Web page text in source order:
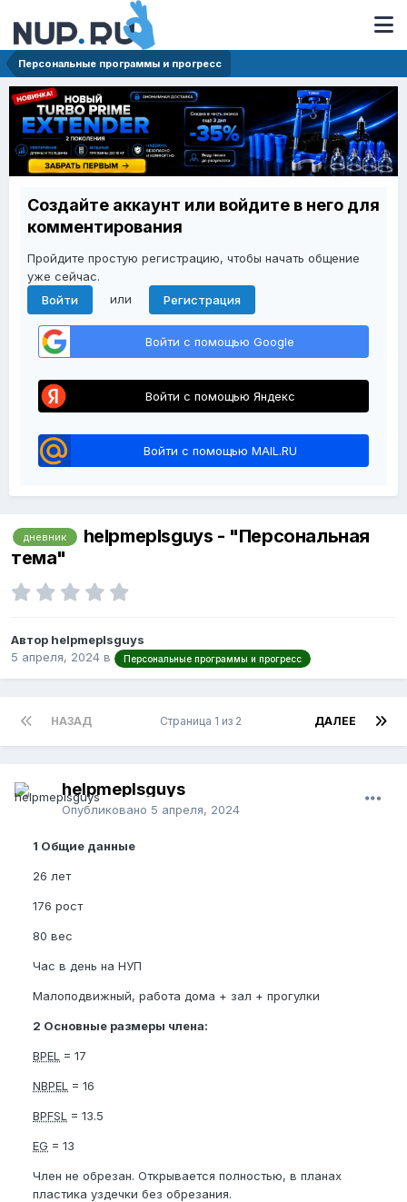
Персональные программы и прогресс
Создайте аккаунт или войдите в него для
комментирования
Пройдите простую регистрацию, чтобы начать общение
уже сейчас.
Войти
или Регистрация
Войти с помощью Google
Войти с помощью Яндекс
Войти с помощью MAIL.RU
дневник
helpmeplsguys - "Персональная
тема"
Автор helpmeplsguys
5 апреля, 2024 в Персональные программы и прогресс
НАЗАД ДАЛЕЕ
Страница 1 из 2
helpmeplsguys
Опубликовано 5 апреля, 2024
1 Общие данные
26 лет
176 рост
80 вес
Час в день на НУП
Малоподвижный, работа дома + зал + прогулки
2 Основные размеры члена:
BPEL = 17
NBPEL = 16
BPFSL = 13.5
EG = 13
Член не обрезан. Открывается полностью, в планах
пластика уздечки без обрезания.